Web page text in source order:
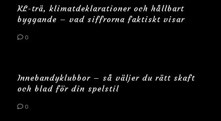
KL-trä, klimatdeklarationer och hållbart
byggande – vad siffrorna faktiskt visar
0
Innebandyklubbor – så väljer du rätt skaft
och blad för din spelstil
0